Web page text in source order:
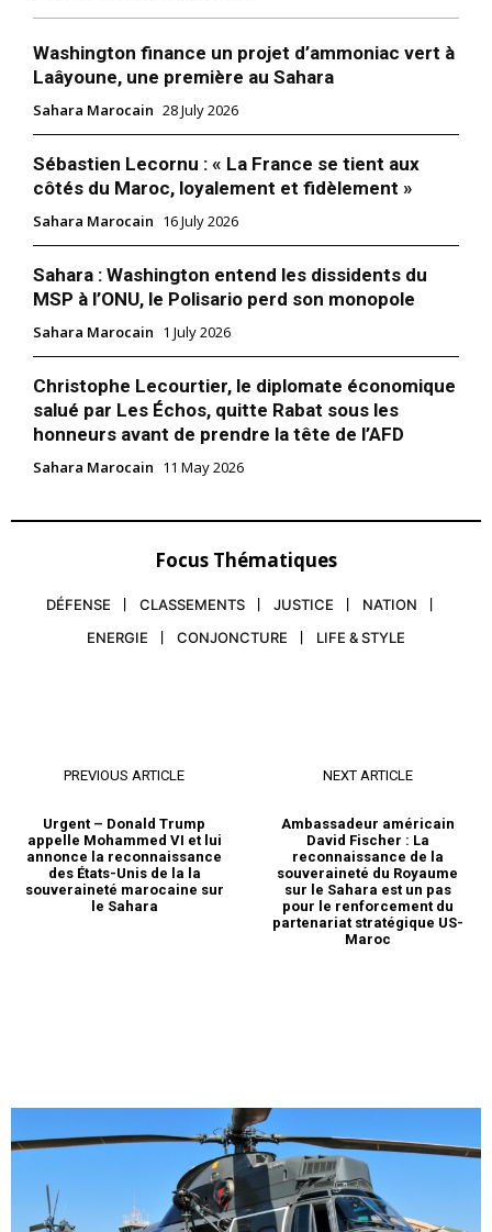
l'intelligence de
À propos
Formules d’abonnement
Washington finance un projet d’ammoniac vert à
Laâyoune, une première au Sahara
Sahara Marocain 28 July 2026
Sébastien Lecornu : « La France se tient aux
côtés du Maroc, loyalement et fidèlement »
Sahara Marocain 16 July 2026
Sahara : Washington entend les dissidents du
MSP à l’ONU, le Polisario perd son monopole
Sahara Marocain 1 July 2026
Christophe Lecourtier, le diplomate économique
salué par Les Échos, quitte Rabat sous les
honneurs avant de prendre la tête de l’AFD
Sahara Marocain 11 May 2026
Focus Thématiques
DÉFENSE CLASSEMENTS JUSTICE
NATION
ENERGIE
CONJONCTURE LIFE & STYLE
PREVIOUS ARTICLE
Urgent – Donald Trump
appelle Mohammed VI et lui
annonce la reconnaissance
des États-Unis de la la
souveraineté marocaine sur
le Sahara
NEXT ARTICLE
Ambassadeur américain
David Fischer : La
reconnaissance de la
souveraineté du Royaume
sur le Sahara est un pas
pour le renforcement du
partenariat stratégique US-
Maroc